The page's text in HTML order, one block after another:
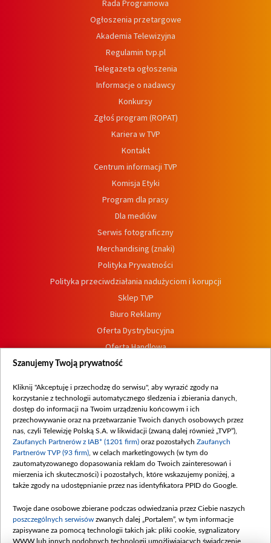
Rada Programowa
Ogłoszenia przetargowe
Akademia Telewizyjna
Regulamin tvp.pl
Telegazeta ogłoszenia
Informacje o nadawcy
Konkursy
Zgłoś program (ROPAT)
Kariera w TVP
Kontakt
Centrum informacji TVP
Komisja Etyki
Program dla prasy
Dla mediów
Serwis fotograficzny
Merchandising (znaki)
Polityka Prywatności
Polityka przeciwdziałania nadużyciom i korupcji
Sklep TVP
Biuro Reklamy
Oferta Dystrybucyjna
Oferta Handlowa
Dostępność
Procedura zgłoszeń wewnętrznych
Szanujemy Twoją prywatność
Kliknij "Akceptuję i przechodzę do serwisu", aby wyrazić zgody na
korzystanie z technologii automatycznego śledzenia i zbierania danych,
dostęp do informacji na Twoim urządzeniu końcowym i ich
przechowywanie oraz na przetwarzanie Twoich danych osobowych przez
nas, czyli Telewizję Polską S.A. w likwidacji (zwaną dalej również „TVP”),
Zaufanych Partnerów z IAB* (1201 firm) oraz pozostałych Zaufanych
Partnerów TVP (93 firm) , w celach marketingowych (w tym do
zautomatyzowanego dopasowania reklam do Twoich zainteresowań i
mierzenia ich skuteczności) i pozostałych, które wskazujemy poniżej, a
także zgody na udostępnianie przez nas identyfikatora PPID do Google.
Twoje dane osobowe zbierane podczas odwiedzania przez Ciebie naszych
poszczególnych serwisów zwanych dalej „Portalem”, w tym informacje
zapisywane za pomocą technologii takich jak: pliki cookie, sygnalizatory
WWW lub innych podobnych technologii umożliwiających świadczenie